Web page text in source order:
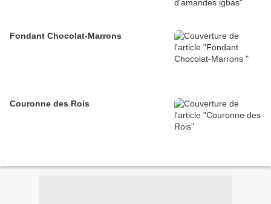
Fondant Chocolat-Marrons
Couronne des Rois